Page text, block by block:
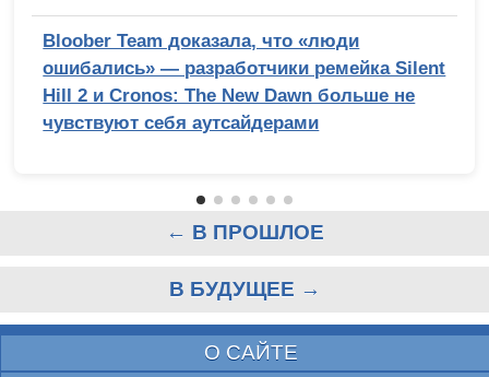
Bloober Team доказала, что «люди
ошибались» — разработчики ремейка Silent
Hill 2 и Cronos: The New Dawn больше не
чувствуют себя аутсайдерами
← В ПРОШЛОЕ
В БУДУЩЕЕ →
О САЙТЕ